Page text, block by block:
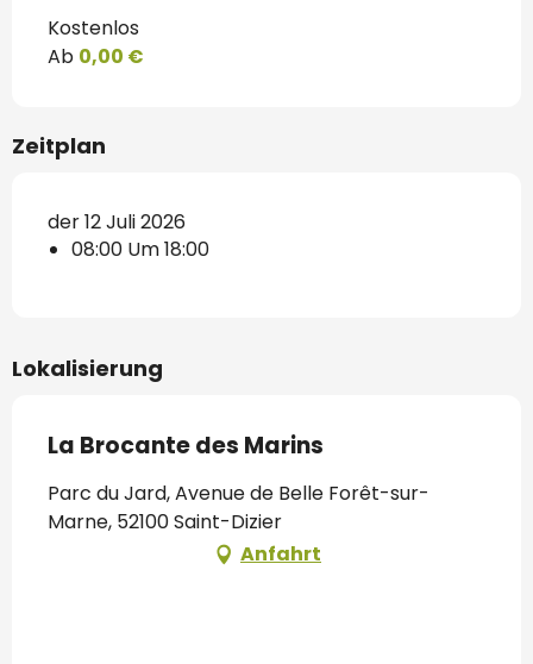
Kostenlos
Ab 0,00 €
Zeitplan
der 12 Juli 2026
08:00 Um 18:00
Lokalisierung
La Brocante des Marins
Parc du Jard, Avenue de Belle Forêt-sur-
Marne, 52100 Saint-Dizier
Anfahrt